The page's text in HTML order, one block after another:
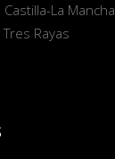
La Mancha
Rayas